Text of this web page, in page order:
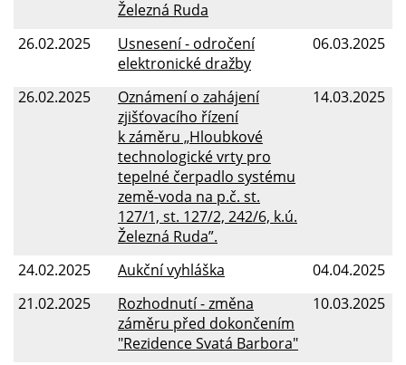
Železná Ruda
26.02.2025
06.03.2025
Usnesení - odročení
elektronické dražby
26.02.2025
14.03.2025
Oznámení o zahájení
zjišťovacího řízení
k záměru „Hloubkové
technologické vrty pro
tepelné čerpadlo systému
země-voda na p.č. st.
127/1, st. 127/2, 242/6, k.ú.
Železná Ruda”.
24.02.2025
04.04.2025
Aukční vyhláška
21.02.2025
10.03.2025
Rozhodnutí - změna
záměru před dokončením
"Rezidence Svatá Barbora"